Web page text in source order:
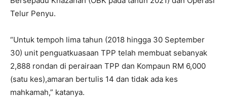
Telur Penyu.
“Untuk tempoh lima tahun (2018 hingga 30 September
30) unit penguatkuasaan TPP telah membuat sebanyak
2,888 rondan di perairaan TPP dan Kompaun RM 6,000
(satu kes),amaran bertulis 14 dan tidak ada kes
mahkamah,” katanya.